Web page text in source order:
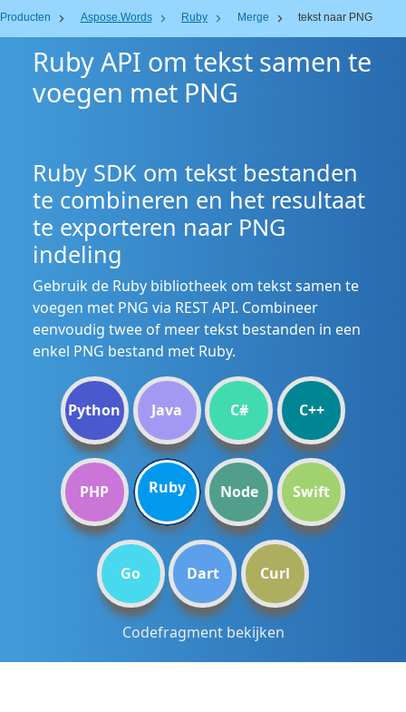
Producten Aspose.Words Ruby Merge tekst naar PNG
Ruby API om tekst samen te
voegen met PNG
Ruby SDK om tekst bestanden
te combineren en het resultaat
te exporteren naar PNG
indeling
Gebruik de Ruby bibliotheek om tekst samen te
voegen met PNG via REST API. Combineer
eenvoudig twee of meer tekst bestanden in een
enkel PNG bestand met Ruby.
Python Java C# C++
PHP Ruby Node Swift
Go Dart Curl
Codefragment bekijken